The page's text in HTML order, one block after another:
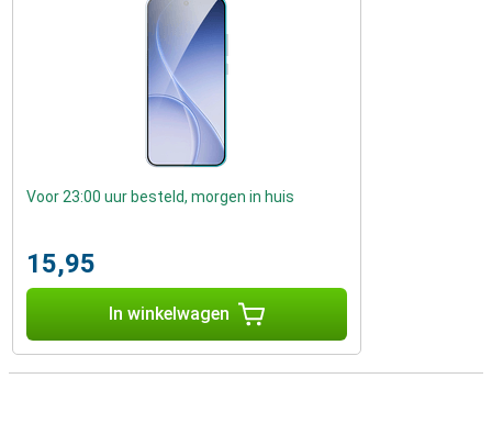
Voor 23:00 uur besteld, morgen in huis
15,95
In winkelwagen